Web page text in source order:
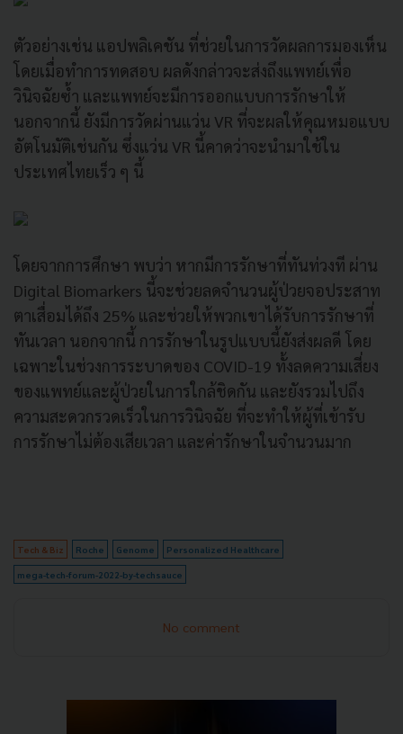
ตัวอย่างเช่น แอปพลิเคชัน ที่ช่วยในการวัดผลการมองเห็น
โดยเมื่อทำการทดสอบ ผลดังกล่าวจะส่งถึงแพทย์เพื่อ
วินิจฉัยซ้ำ และแพทย์จะมีการออกแบบการรักษาให้
นอกจากนี้ ยังมีการวัดผ่านแว่น VR ที่จะผลให้คุณหมอแบบ
อัตโนมัติเช่นกัน ซึ่งแว่น VR นี้คาดว่าจะนำมาใช้ใน
ประเทศไทยเร็ว ๆ นี้
โดยจากการศึกษา พบว่า หากมีการรักษาที่ทันท่วงที ผ่าน
Digital Biomarkers นี้จะช่วยลดจำนวนผู้ป่วยจอประสาท
ตาเสื่อมได้ถึง 25% และช่วยให้พวกเขาได้รับการรักษาที่
ทันเวลา นอกจากนี้ การรักษาในรูปแบบนี้ยังส่งผลดี โดย
เฉพาะในช่วงการระบาดของ COVID-19 ทั้งลดความเสี่ยง
ของแพทย์และผู้ป่วยในการใกล้ชิดกัน และยังรวมไปถึง
ความสะดวกรวดเร็วในการวินิจฉัย ที่จะทำให้ผู้ที่เข้ารับ
การรักษาไม่ต้องเสียเวลา และค่ารักษาในจำนวนมาก
Tech & Biz Roche Genome Personalized Healthcare
mega-tech-forum-2022-by-techsauce
No comment